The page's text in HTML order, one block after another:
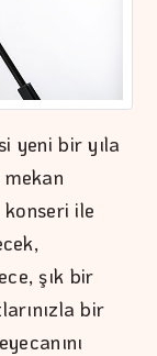
yeni bir yıla
konseri ile
şık bir
bir